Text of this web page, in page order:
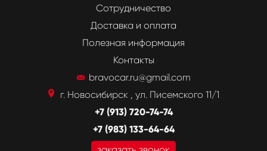
Сотрудничество
Доставка и оплата
Полезная информация
Контакты
bravocar.ru@gmail.com
г. Новосибирск , ул. Писемского 11/1
+7 (913) 720-74-74
+7 (983) 133-64-64